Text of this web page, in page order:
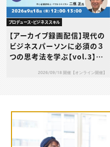
プロデュース・ビジネススキル
【アーカイブ録画配信】現代の
ビジネスパーソンに必須の３
つの思考法を学ぶ【vol.3】デ
2026/09/18 開催【オンライン開催】